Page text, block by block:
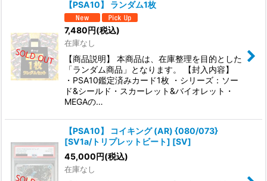
【PSA10】 ランダム1枚
7,480円(税込)
在庫なし
【商品説明】 本商品は、在庫整理を目的とした
「ランダム商品」となります。 【封入内容】
・PSA10鑑定済みカード1枚 ・シリーズ：ソー
ド&シールド・スカーレット&バイオレット・
MEGAの…
【PSA10】 コイキング (AR) {080/073}
[SV1a/トリプレットビート] [SV]
45,000円(税込)
在庫なし